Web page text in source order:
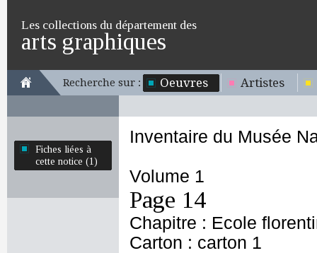
Les collections du département des
arts graphiques
Recherche sur : Oeuvres Artistes
Fiches liées à
cette notice (1)
Inventaire du Musée
Volume 1
Page 14
Chapitre : Ecole
Carton : carton 1